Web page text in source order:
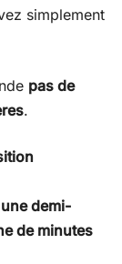
simplement
pas de
.
demi-
de minutes